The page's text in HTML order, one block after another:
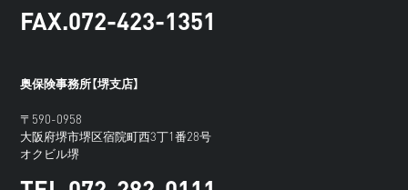
FAX.072-423-1351
奥保険事務所【堺支店】
〒590-0958
大阪府堺市堺区宿院町西3丁1番28号
オクビル堺